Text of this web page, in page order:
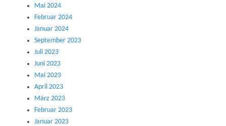
Mai 2024
Februar 2024
Januar 2024
September 2023
Juli 2023
Juni 2023
Mai 2023
April 2023
März 2023
Februar 2023
Januar 2023